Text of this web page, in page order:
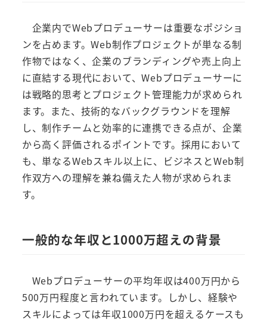
企業内でWebプロデューサーは重要なポジショ
ンを占めます。Web制作プロジェクトが単なる制
作物ではなく、企業のブランディングや売上向上
に直結する現代において、Webプロデューサーに
は戦略的思考とプロジェクト管理能力が求められ
ます。また、技術的なバックグラウンドを理解
し、制作チームと効率的に連携できる点が、企業
から高く評価されるポイントです。採用において
も、単なるWebスキル以上に、ビジネスとWeb制
作双方への理解を兼ね備えた人物が求められま
す。
一般的な年収と1000万超えの背景
Webプロデューサーの平均年収は400万円から
500万円程度と言われています。しかし、経験や
スキルによっては年収1000万円を超えるケースも